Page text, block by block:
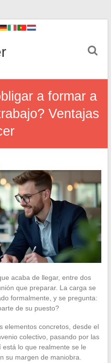
a formar a
Ventajas
acaba de llegar, entre dos
que preparar. La carga se
formalmente, y se pregunta:
de su puesto?
elementos concretos, desde el
colectivo, pasando por las
lo que realmente se le
su margen de maniobra.